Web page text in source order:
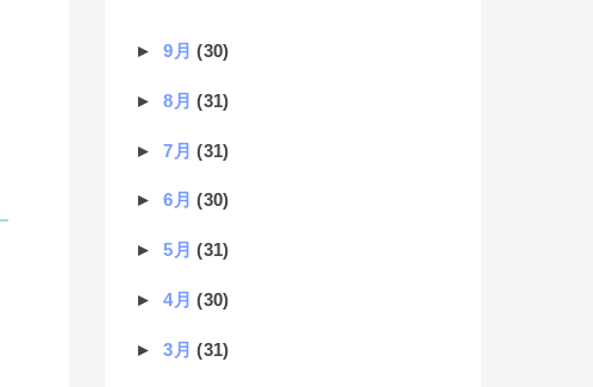
►9月(30)
►8月(31)
►7月(31)
►6月(30)
►5月(31)
►4月(30)
►3月(31)